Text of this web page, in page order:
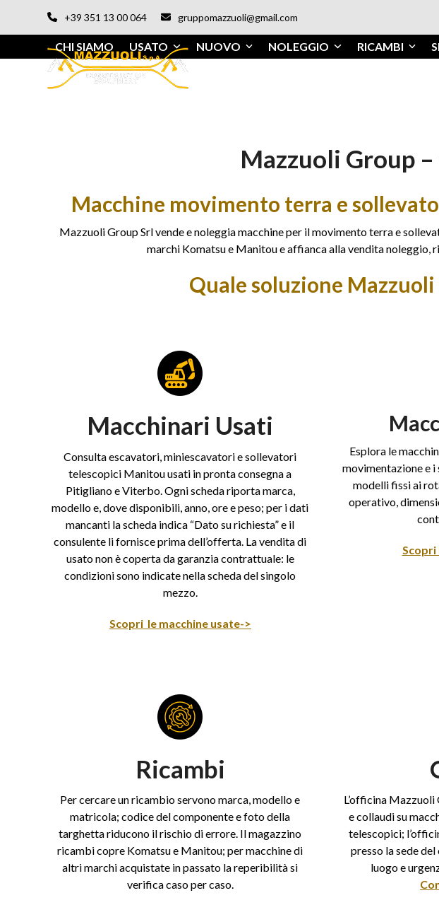
+39 351 13 00 064 gruppomazzuoli@gmail.com
CHI SIAMO USATO NUOVO NOLEGGIO RICAMBI
Mazzuoli Group
Macchine movimento terra e
Mazzuoli Group Srl vende e noleggia macchine per il movimento terra e
marchi Komatsu e Manitou e affianca alla vendita noleggio,
Quale soluzione
Macchinari Usati
Consulta escavatori, miniescavatori e sollevatori
telescopici Manitou usati in pronta consegna a
Pitigliano e Viterbo. Ogni scheda riporta marca,
modello e, dove disponibili, anno, ore e peso; per i dati
mancanti la scheda indica “Dato su richiesta” e il
consulente li fornisce prima dell’offerta. La vendita di
usato non è coperta da garanzia contrattuale: le
condizioni sono indicate nella scheda del singolo
mezzo.
Scopri le macchine usate->
Esplora le
movimentazione e
modelli fissi ai
operativo,
Scopri
Ricambi
Per cercare un ricambio servono marca, modello e
matricola; codice del componente e foto della
targhetta riducono il rischio di errore. Il magazzino
ricambi copre Komatsu e Manitou; per macchine di
altri marchi acquistate in passato la reperibilità si
verifica caso per caso.
L’officina
e collaudi su
telescopici;
presso la sede
luogo e